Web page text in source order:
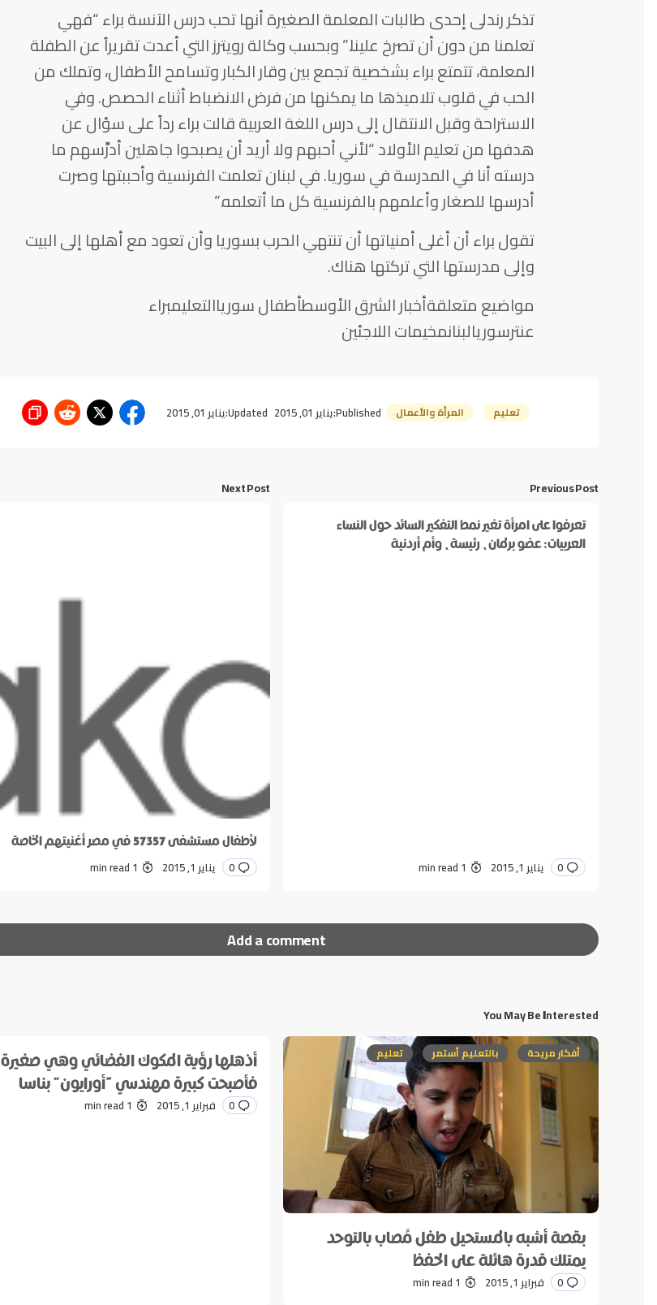
تذكر رندلى إحدى طالبات المعلمة الصغيرة أنها تحب درس الآنسة براء “فهي
تعلمنا من دون أن تصرخ علينا.” وبحسب وكالة رويترز التي أعدت تقريراً عن الطفلة
المعلمة، تتمتع براء بشخصية تجمع بين وقار الكبار وتسامح الأطفال، وتملك من
الحب في قلوب تلاميذها ما يمكنها من فرض الانضباط أثناء الحصص. وفي
الاستراحة وقبل الانتقال إلى درس اللغة العربية قالت براء رداً على سؤال عن
هدفها من تعليم الأولاد “لأني أحبهم ولا أريد أن يصبحوا جاهلين أدرِّسهم ما
درسته أنا في المدرسة في سوريا. في لبنان تعلمت الفرنسية وأحببتها وصرت
أدرسها للصغار وأعلمهم بالفرنسية كل ما أتعلمه.”
تقول براء أن أغلى أمنياتها أن تنتهي الحرب بسوريا وأن تعود مع أهلها إلى البيت
وإلى مدرستها التي تركتها هناك.
مواضيع متعلقةأخبار الشرق الأوسطأطفال سورياالتعليمبراء
عنترسوريالبنانمخيمات اللاجئين
تعليم المرأة والأعمال Published:يناير 01, 2015 Updated:يناير 01, 2015
Previous Post
تعرفوا على امرأة تغير نمط التفكير السائد حول النساء
العربيات: عضو برلمان، رئيسة، وأم أردنية
0 يناير 1, 2015 1 min read
Next Post
لأطفال مستشفى 57357 في مصر أغنيتهم الخاصة
0 يناير 1, 2015 1 min read
Add a comment
لن يتم نشر عنوان بريدك الإلكتروني.الحقول الإلزامية مشار إليها بـ
Message
Name
*
You May Be Interested
أفكار مريحة بالتعليم أستمر تعليم
بقصة أشبه بالمستحيل طفل مُصاب بالتوحد
يمتلك قدرة هائلة على الحفظ
0 فبراير 1, 2015 1 min read
أذهلها رؤية المكوك الفضائي وهي صغيرة
فأصبحت كبيرة مهندسي “أورايون” بناسا
0 فبراير 1, 2015 1 min read